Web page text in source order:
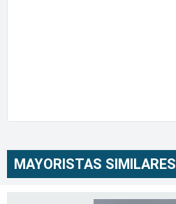
MAYORISTAS SIMILARES